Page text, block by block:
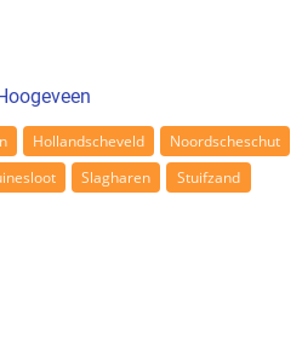
Hollandscheveld
Noordscheschut
Slagharen Stuifzand